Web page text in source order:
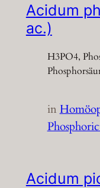
Acidum
ac.)
H3PO4,
in
Acidum